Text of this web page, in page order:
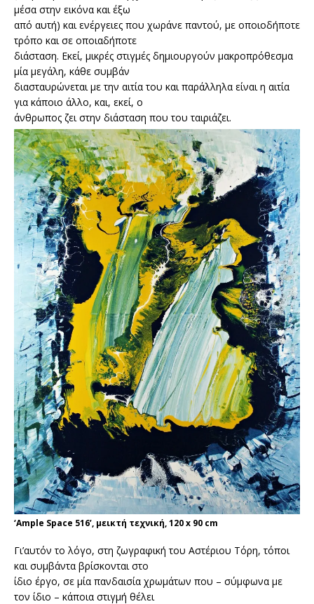
μέσα στην εικόνα και έξω
από αυτή) και ενέργειες που χωράνε παντού, με οποιοδήποτε
τρόπο και σε οποιαδήποτε
διάσταση. Εκεί, μικρές στιγμές δημιουργούν μακροπρόθεσμα
μία μεγάλη, κάθε συμβάν
διασταυρώνεται με την αιτία του και παράλληλα είναι η αιτία
για κάποιο άλλο, και, εκεί, ο
άνθρωπος ζει στην διάσταση που του ταιριάζει.
‘Ample Space 516’, μεικτή τεχνική, 120 x 90 cm
Γι’αυτόν το λόγο, στη ζωγραφική του Αστέριου Τόρη, τόποι
και συμβάντα βρίσκονται στο
ίδιο έργο, σε μία πανδαισία χρωμάτων που – σύμφωνα με
τον ίδιο – κάποια στιγμή θέλει